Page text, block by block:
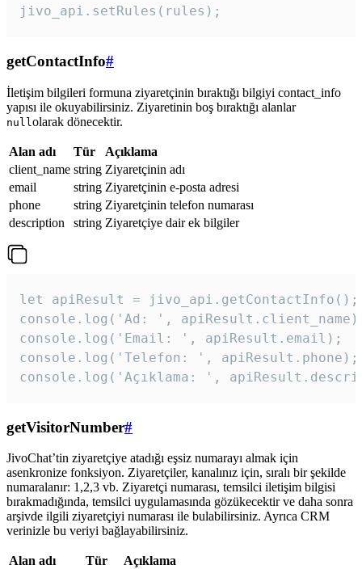
jivo_api.setRules(rules);
getContactInfo#
İletişim bilgileri formuna ziyaretçinin bıraktığı bilgiyi contact_info
yapısı ile okuyabilirsiniz. Ziyaretinin boş bıraktığı alanlar
null olarak dönecektir.
Alan adı Tür
Açıklama
client_name string Ziyaretçinin adı
email
string Ziyaretçinin e-posta adresi
phone
string Ziyaretçinin telefon numarası
description
string Ziyaretçiye dair ek bilgiler
let apiResult = jivo_api.getContactInfo();
console.log('Ad: ',
console.log('Email: ', apiResult.email);
console.log('Telefon: ', apiResult.phone);
console.log('Açıklama: ',
getVisitorNumber#
JivoChat’tin ziyaretçiye atadığı eşsiz numarayı almak için
asenkronize fonksiyon. Ziyaretçiler, kanalınız için, sıralı bir şekilde
numaralanır: 1,2,3 vb. Ziyaretçi numarası, temsilci iletişim bilgisi
bırakmadığında, temsilci uygulamasında gözükecektir ve daha sonra
arşivde ilgili ziyaretçiyi numarası ile bulabilirsiniz. Ayrıca CRM
verinizle bu veriyi bağlayabilirsiniz.
Alan adı Tür
Açıklama